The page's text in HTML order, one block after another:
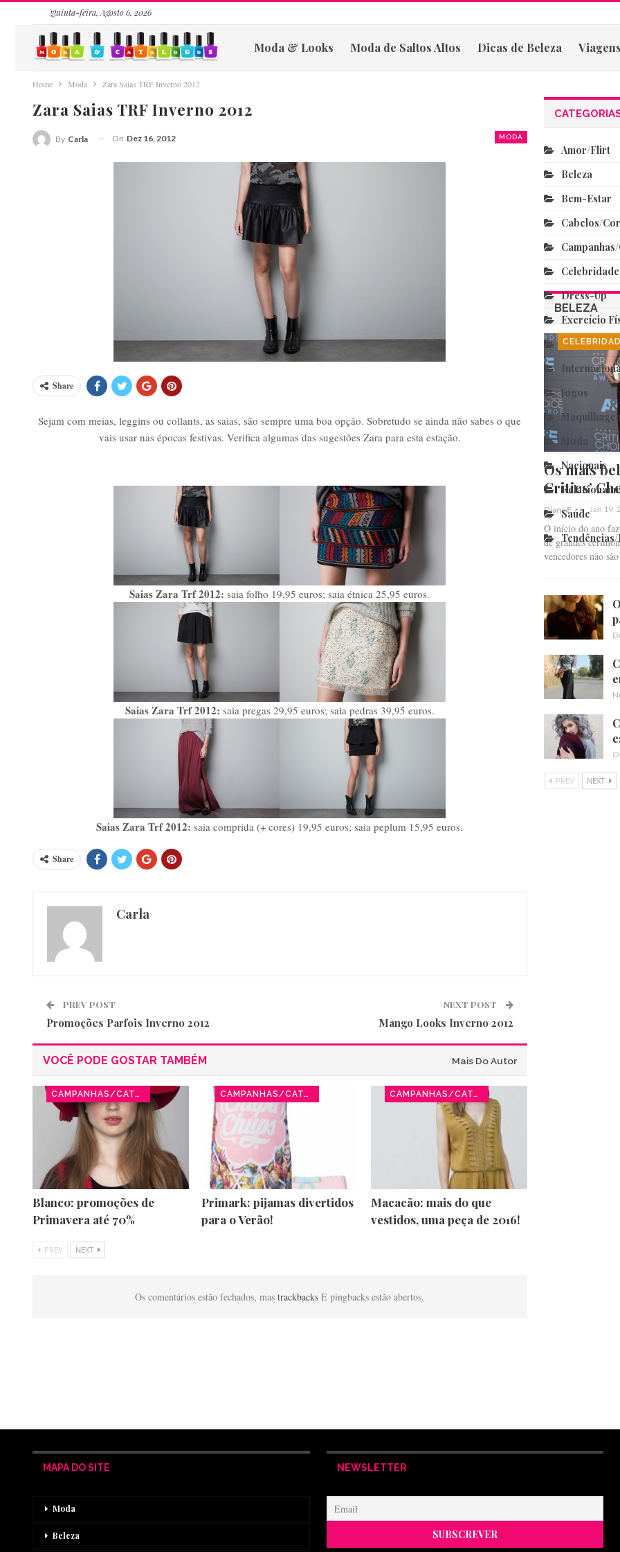
Quinta-feira, Agosto 6, 2026
Moda & Looks Moda de Saltos Altos Dicas de Beleza
Home Moda Zara Saias TRF Inverno 2012
Zara Saias TRF Inverno 2012
MODA
By Carla On Dez 16, 2012
Share
Sejam com meias, leggins ou collants, as saias, são sempre uma boa opção. Sobretudo se ainda não sabes o que
vais usar nas épocas festivas. Verifica algumas das sugestões Zara para esta estação.
Saias Zara Trf 2012: saia folho 19,95 euros; saia étnica 25,95 euros.
Saias Zara Trf 2012: saia pregas 29,95 euros; saia pedras 39,95 euros.
Saias Zara Trf 2012: saia comprida (+ cores) 19,95 euros; saia peplum 15,95 euros.
Share
Carla
PREV POST
Promoções Parfois Inverno 2012
NEXT POST
Mango Looks Inverno 2012
VOCÊ PODE GOSTAR TAMBÉM Mais Do Autor
CAMPANHAS/CATÁLOGOS
Blanco: promoções de
Primavera até 70%
CAMPANHAS/CATÁLOGOS
Primark: pijamas divertidos
para o Verão!
CAMPANHAS/CATÁLOGOS
Macacão: mais do que
vestidos, uma peça de 2016!
PREV NEXT
Os comentários estão fechados, mastrackbacksE pingbacks estão abertos.
BELEZA
Os mais
Critics’
Diana F. Jan 19,
O início do ano
de grandes
vencedores não
PREV NEXT
Amor/flirt
Beleza
Bem-Estar
Cabelos/
Dress-Up
Exercício
Fim
Jogos
Moda
Nacionais
Saúde
MAPA DO SITE
Moda
Beleza
NEWSLETTER